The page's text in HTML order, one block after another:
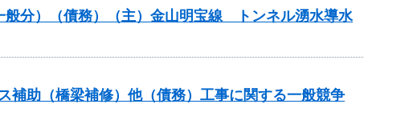
分）（債務）（主）金山明宝線 トンネル湧水導水
助（橋梁補修）他（債務）工事に関する一般競争